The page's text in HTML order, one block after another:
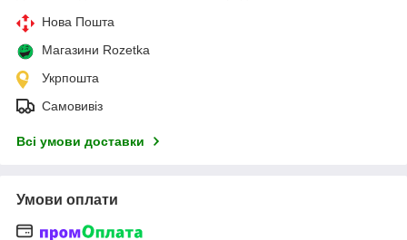
Нова Пошта
Магазини Rozetka
Укрпошта
Самовивіз
Всі умови доставки
Умови оплати